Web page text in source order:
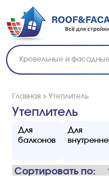
Главная > Утеплитель
Утеплитель
Для
балконов
Для